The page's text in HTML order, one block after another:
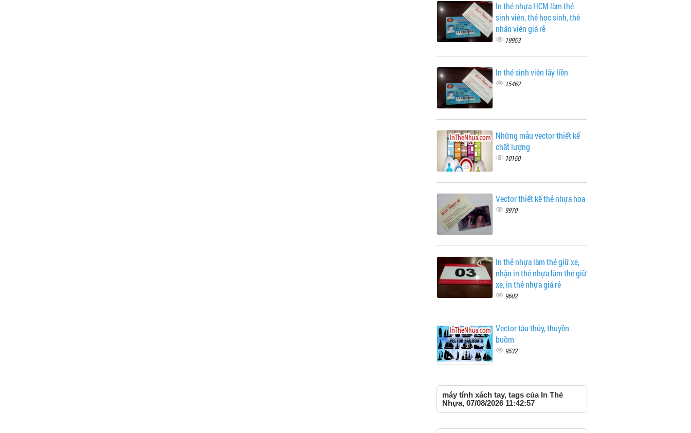
In thẻ nhựa HCM làm thẻ
sinh viên, thẻ học sinh, thẻ
nhân viên giá rẻ
19953
In thẻ sinh viên lấy liền
15462
Những mẫu vector thiết kế
chất lượng
10150
Vector thiết kế thẻ nhựa hoa
9970
In thẻ nhựa làm thẻ giữ xe,
nhận in thẻ nhựa làm thẻ giữ
xe, in thẻ nhựa giá rẻ
9602
Vector tàu thủy, thuyền
buồm
9532
máy tính xách tay, tags của In Thẻ
Nhựa, 07/08/2026 11:42:57